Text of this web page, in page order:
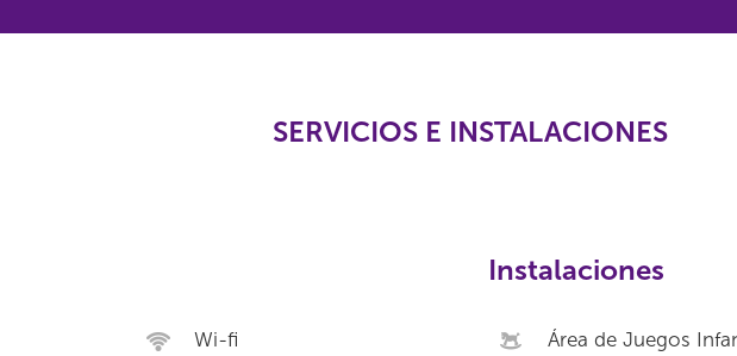
SERVICIOS E INSTALACIONES
Wi-fi
Instalaciones
Área de Juegos